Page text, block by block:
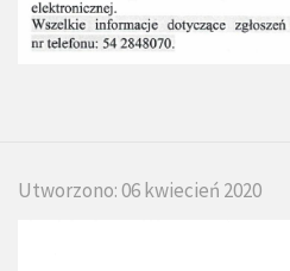
Utworzono: 06 kwiecień 2020